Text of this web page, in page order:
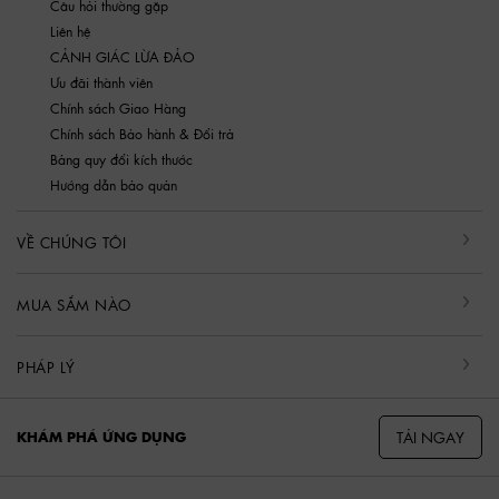
Câu hỏi thường gặp
Liên hệ
CẢNH GIÁC LỪA ĐẢO
Ưu đãi thành viên
Chính sách Giao Hàng
Chính sách Bảo hành & Đổi trả
Bảng quy đổi kích thước
Hướng dẫn bảo quản
VỀ CHÚNG TÔI
MUA SẮM NÀO
PHÁP LÝ
KHÁM PHÁ ỨNG DỤNG TẢI NGAY